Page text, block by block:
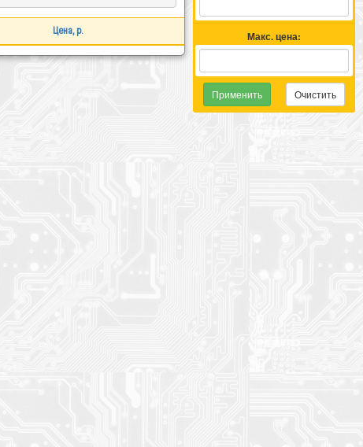
Цена, p. Макс. цена:
Очистить